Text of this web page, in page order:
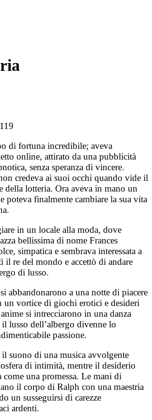
119
di fortuna incredibile; aveva
online, attirato da una pubblicità
senza speranza di vincere.
credeva ai suoi occhi quando vide il
della lotteria. Ora aveva in mano un
poteva finalmente cambiare la sua vita
in un locale alla moda, dove
bellissima di nome Frances
simpatica e sembrava interessata a
il re del mondo e accettò di andare
di lusso.
abbandonarono a una notte di piacere
un vortice di giochi erotici e desideri
si intrecciarono in una danza
il lusso dell’albergo divenne lo
passione.
suono di una musica avvolgente
di intimità, mentre il desiderio
come una promessa. Le mani di
il corpo di Ralph con una maestria
un susseguirsi di carezze
ardenti.